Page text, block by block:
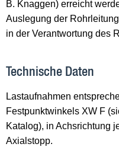
B. Knaggen) erreicht
Auslegung der
in der Verantwortung des
Technische Daten
Lastaufnahmen
Festpunktwinkels XW F
Katalog), in Achsrichtung
Axialstopp.